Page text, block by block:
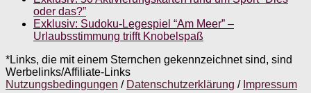
oder das?”
Exklusiv: Sudoku-Legespiel “Am Meer” –
Urlaubsstimmung trifft Knobelspaß
*Links, die mit einem Sternchen gekennzeichnet sind, sind
Werbelinks/Affiliate-Links
Nutzungsbedingungen / Datenschutzerklärung / Impressum